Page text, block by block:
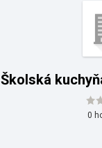
Školská
0